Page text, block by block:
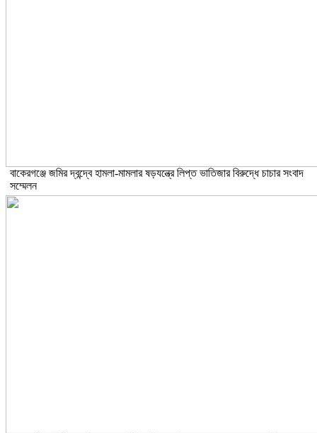
বাকেরগঞ্জে জমির দ্বন্দ্বে হামলা-মামলার ষড়যন্ত্রে লিপ্ত ভাতিজার বিরুদ্ধে চাচার সংবাদ
সম্মেলন